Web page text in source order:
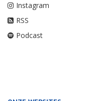
Instagram
RSS
Podcast